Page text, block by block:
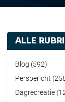
ALLE
Blog (592)
Persbericht
Dagrecreatie